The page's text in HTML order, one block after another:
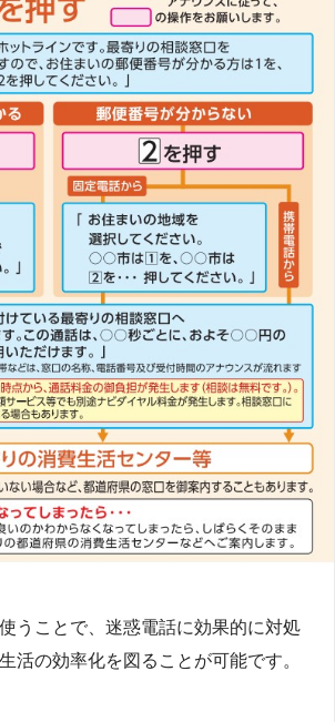
うことで、迷惑電話に効果的に対処
活の効率化を図ることが可能です。